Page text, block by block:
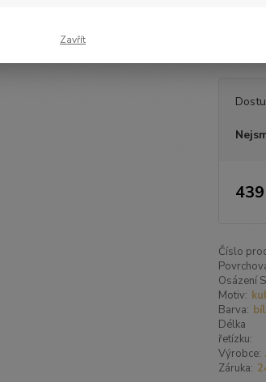
z
perle
Číslo
Osázení
Motiv:
Barva:
Délka
řetízku:
Výrobce:
Záruka:
Zavřít